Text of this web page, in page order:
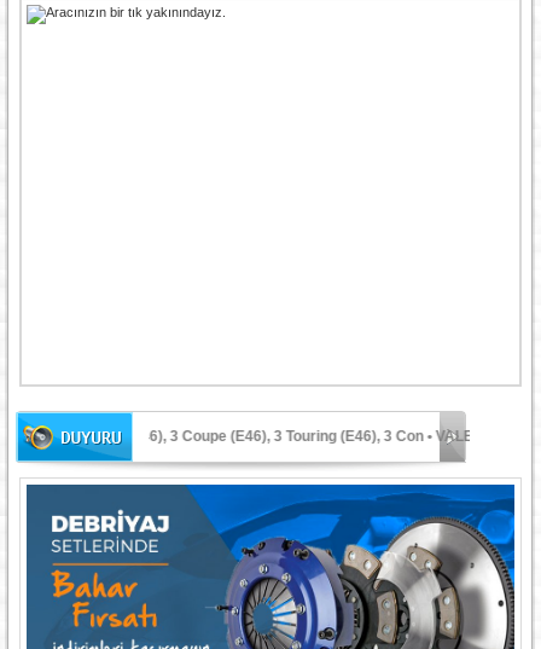
3 (E46), 3 Coupe (E46), 3 Touring (E46), 3 Con• VALEO BM